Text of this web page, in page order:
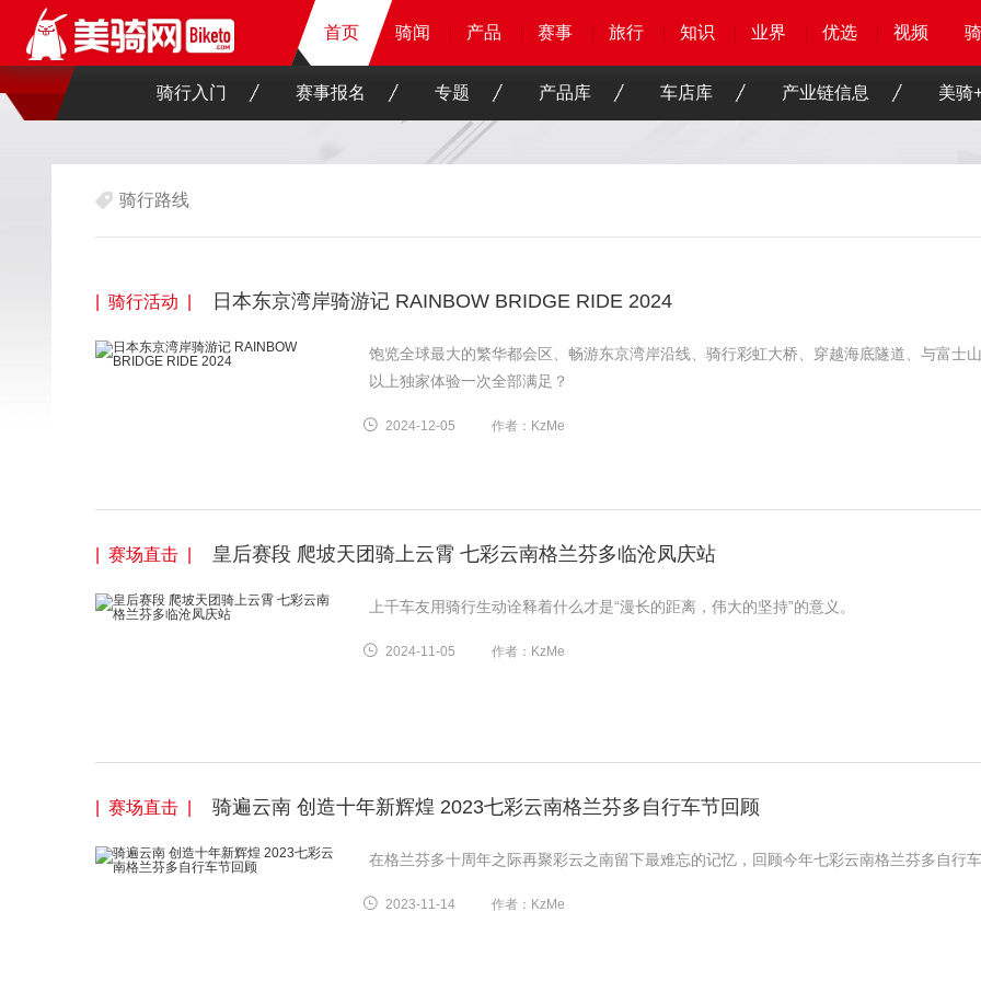
骑闻 产品 赛事 旅行 知识 业界 优选 骑客
首页 骑闻 产品 赛事 旅行 知识 业界 优选 骑客
首页 骑闻 产品 赛事 旅行 知识 业界 优选 视频
首页 骑闻 产品 赛事 旅行 知识 业界 优选 视频
骑行入门 赛事报名 专题 产品库 车店库 产业链信息 美骑
骑行路线
| 骑行活动 | 日本东京湾岸骑游记 RAINBOW BRIDGE RIDE 2024
饱览全球最大的繁华都会区、畅游东京湾岸沿线、骑行彩虹大桥、穿越海底隧道、与富士
以上独家体验一次全部满足？
2024-12-05 作者：KzMe
| 赛场直击 | 皇后赛段 爬坡天团骑上云霄 七彩云南格兰芬多临沧凤庆站
上千车友用骑行生动诠释着什么才是“漫长的距离，伟大的坚持”的意义。
2024-11-05 作者：KzMe
| 赛场直击 | 骑遍云南 创造十年新辉煌 2023七彩云南格兰芬多自行车节回顾
在格兰芬多十周年之际再聚彩云之南留下最难忘的记忆，回顾今年七彩云南格兰芬多自行
2023-11-14 作者：KzMe